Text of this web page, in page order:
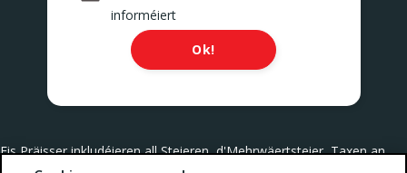
informéiert
Ok!
Eis Präisser inkludéieren all Steieren, d'Mehrwäertsteier, Taxen an
Servicer.